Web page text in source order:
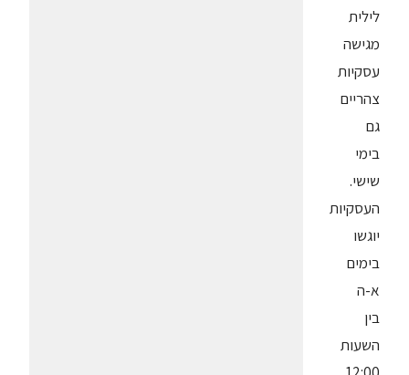
לילית
מגישה
עסקיות
צהריים
גם
בימי
שישי.
העסקיות
יוגשו
בימים
א-ה
בין
השעות